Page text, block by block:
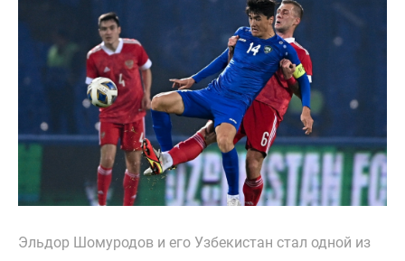
Эльдор Шомуродов и его Узбекистан стал одной из